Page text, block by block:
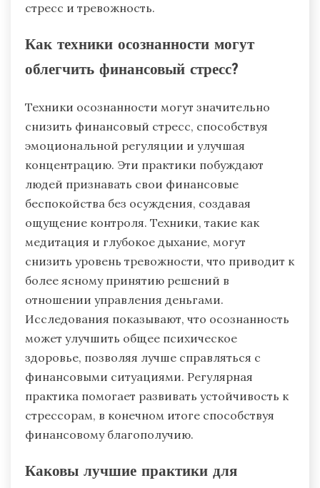
стресс и тревожность.
Как техники осознанности могут
облегчить финансовый стресс?
Техники осознанности могут значительно
снизить финансовый стресс, способствуя
эмоциональной регуляции и улучшая
концентрацию. Эти практики побуждают
людей признавать свои финансовые
беспокойства без осуждения, создавая
ощущение контроля. Техники, такие как
медитация и глубокое дыхание, могут
снизить уровень тревожности, что приводит к
более ясному принятию решений в
отношении управления деньгами.
Исследования показывают, что осознанность
может улучшить общее психическое
здоровье, позволяя лучше справляться с
финансовыми ситуациями. Регулярная
практика помогает развивать устойчивость к
стрессорам, в конечном итоге способствуя
финансовому благополучию.
Каковы лучшие практики для